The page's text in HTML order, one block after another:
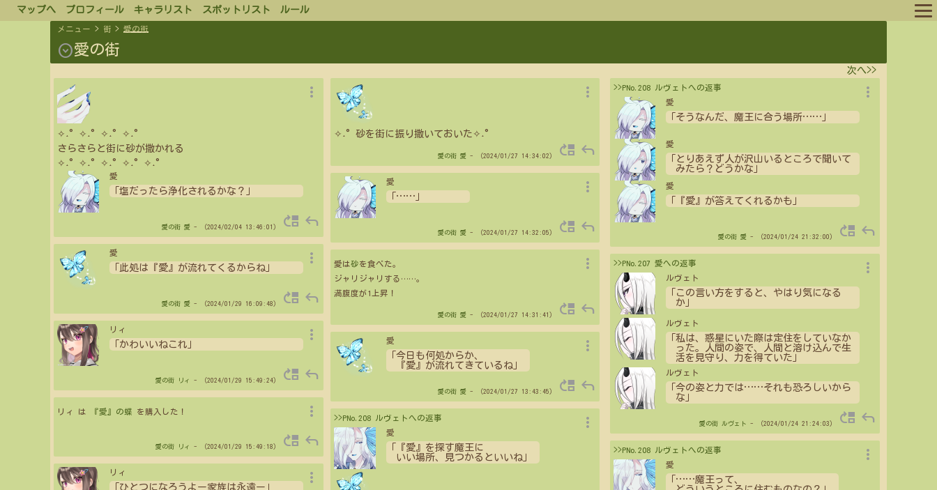
マップへ プロフィール キャラリスト スポットリスト ルール
ログアウト
メニュー > 街 > 愛の街
expand_circle_down愛の街
次へ>>
✧˖°✧˖°✧˖°✧˖°
さらさらと街に砂が撒かれる
✧˖°✧˖°✧˖°✧˖°✧˖°
愛
「塩だったら浄化されるかな？」
more_vert
愛の街 愛- （2024/02/04 13:46:01） move_up reply
愛
「此処は『愛』が流れてくるからね」 more_vert
愛の街 愛- （2024/01/29 16:09:48） move_up reply
リィ
「かわいいねこれ」 more_vert
愛の街 リィ - （2024/01/29 15:49:24） move_up reply
リィ は 『愛』の蝶 を購入した！ more_vert
愛の街 リィ - （2024/01/29 15:49:18） move_up reply
リィ
「ひとつになろうよー家族は永遠ー」 more_vert
✧˖°砂を街に振り撒いておいた✧˖°
more_vert
愛の街 愛 - （2024/01/27 14:34:02） move_up reply
愛
…… more_vert
愛の街 愛 - （2024/01/27 14:32:05） move_up reply
愛は砂を食べた。
ジャリジャリする ……。
満腹度が1上昇！
more_vert
愛の街 愛 - （2024/01/27 14:31:41） move_up reply
愛
「今日も何処からか、
『愛』が流れてきているね」
more_vert
愛の街 愛 - （2024/01/27 13:43:45） move_up reply
>>PNo.208 ルヴェトへの返事
愛
「『愛』を探す魔王に
いい場所、見つかるといいね」
more_vert
>>PNo.208 ルヴェトへの返事
愛
「そうなんだ、魔王に合う場所……
愛
「とりあえず人が沢山いるところで聞いて
みたら？どうかな」
愛
「『愛』が答えてくれるかも」
more_vert
愛の街 愛- （2024/01/24 21:32:00） move_up reply
>>PNo.207 愛への返事
ルヴェト
「この言い方をすると、やはり気になる
か」
ルヴェト
「私は、惑星にいた際は定住をしていなか
った。人間の姿で、人間と溶け込んで生
活を見守り、力を得ていた」
ルヴェト
「今の姿と力では……それも恐ろしいから
な」
more_vert
愛の街 ルヴェト - （2024/01/24 21:24:03） move_up reply
>>PNo.208 ルヴェトへの返事
愛
……魔王って、
more_vert